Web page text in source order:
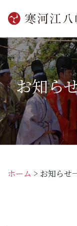
お知ら
ホーム > お知らせ